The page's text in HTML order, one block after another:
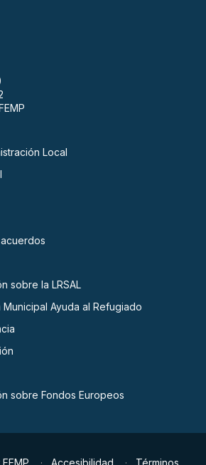
Local
sobre la LRSAL
Ayuda al Refugiado
sobre Fondos Europeos
Accesibilidad Términos